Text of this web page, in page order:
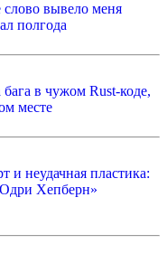
вывело меня
полгода
в чужом Rust‑коде,
месте
и неудачная пластика:
Одри Хепберн»